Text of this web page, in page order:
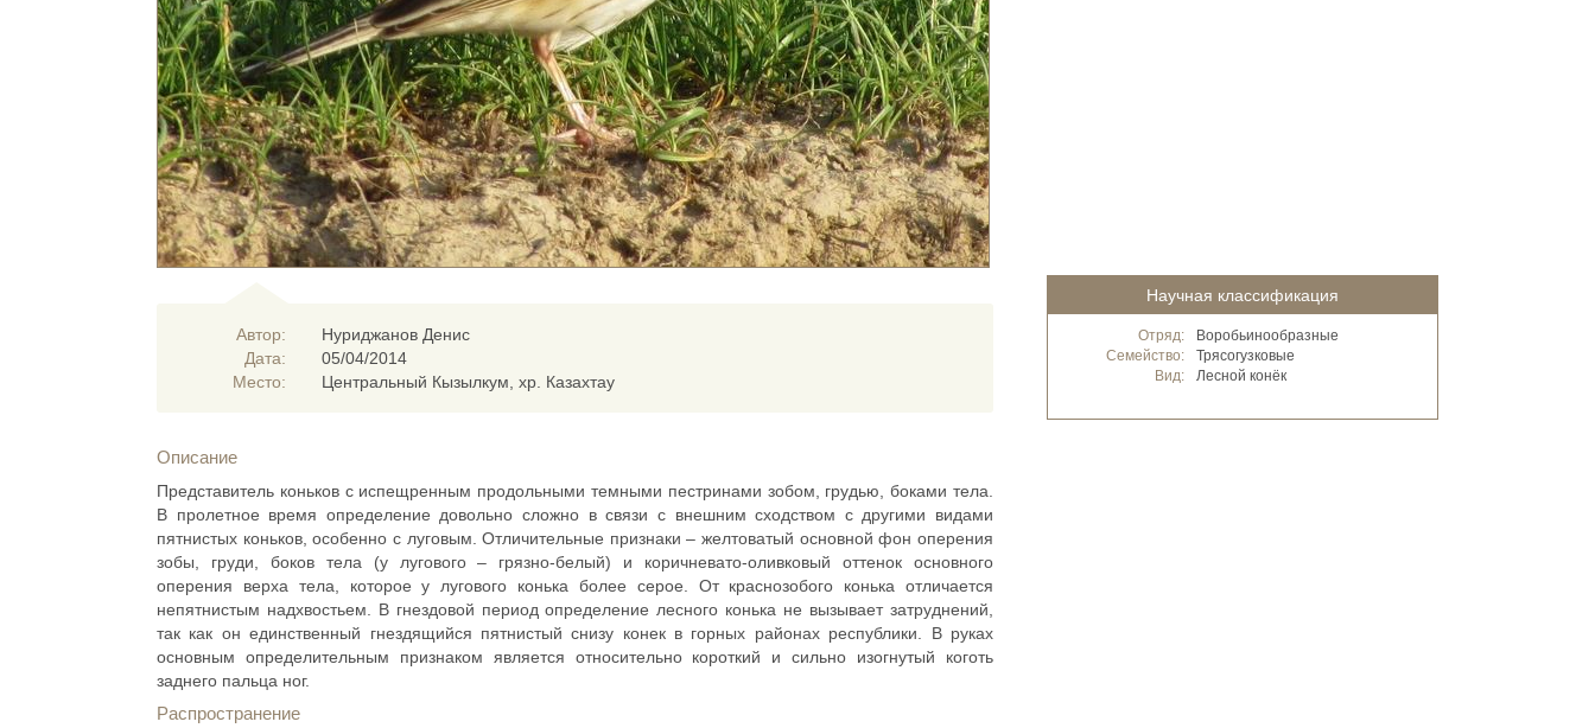
Автор:
Дата:
Место:
Нуриджанов Денис
05/04/2014
Центральный Кызылкум, хр. Казахтау
Описание
Представитель коньков с испещренным продольными темными пестринами зобом, грудью, боками тела.
В пролетное время определение довольно сложно в связи с внешним сходством с другими видами
пятнистых коньков, особенно c луговым. Отличительные признаки – желтоватый основной фон оперения
зобы, груди, боков тела (у лугового – грязно-белый) и коричневато-оливковый оттенок основного
оперения верха тела, которое у лугового конька более серое. От краснозобого конька отличается
непятнистым надхвостьем. В гнездовой период определение лесного конька не вызывает затруднений,
так как он единственный гнездящийся пятнистый снизу конек в горных районах республики. В руках
основным определительным признаком является относительно короткий и сильно изогнутый коготь
заднего пальца ног.
Распространение
Научная классификация
Отряд:
Воробьинообразные
Семейство:
Трясогузковые
Вид:
Лесной конёк